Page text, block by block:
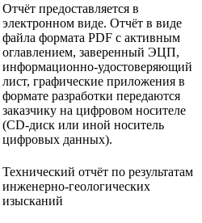
Отчёт предоставляется в
электронном виде. Отчёт в виде
файла формата PDF с активным
оглавлением, заверенный ЭЦП,
информационно-удостоверяющий
лист, графические приложения в
формате разработки передаются
заказчику на цифровом носителе
(CD-диск или иной носитель
цифровых данных).
Технический отчёт по результатам
инженерно-геологических
изысканий